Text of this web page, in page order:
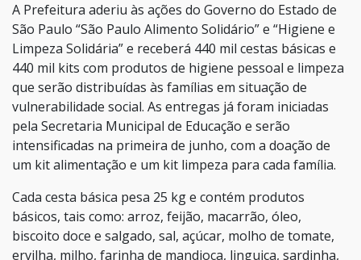
A Prefeitura aderiu às ações do Governo do Estado de
São Paulo “São Paulo Alimento Solidário” e “Higiene e
Limpeza Solidária” e receberá 440 mil cestas básicas e
440 mil kits com produtos de higiene pessoal e limpeza
que serão distribuídas às famílias em situação de
vulnerabilidade social. As entregas já foram iniciadas
pela Secretaria Municipal de Educação e serão
intensificadas na primeira de junho, com a doação de
um kit alimentação e um kit limpeza para cada família.
Cada cesta básica pesa 25 kg e contém produtos
básicos, tais como: arroz, feijão, macarrão, óleo,
biscoito doce e salgado, sal, açúcar, molho de tomate,
ervilha, milho, farinha de mandioca, linguiça, sardinha,